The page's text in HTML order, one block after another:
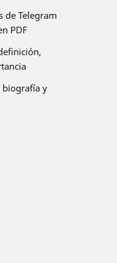
de Telegram
PDF
biografía y